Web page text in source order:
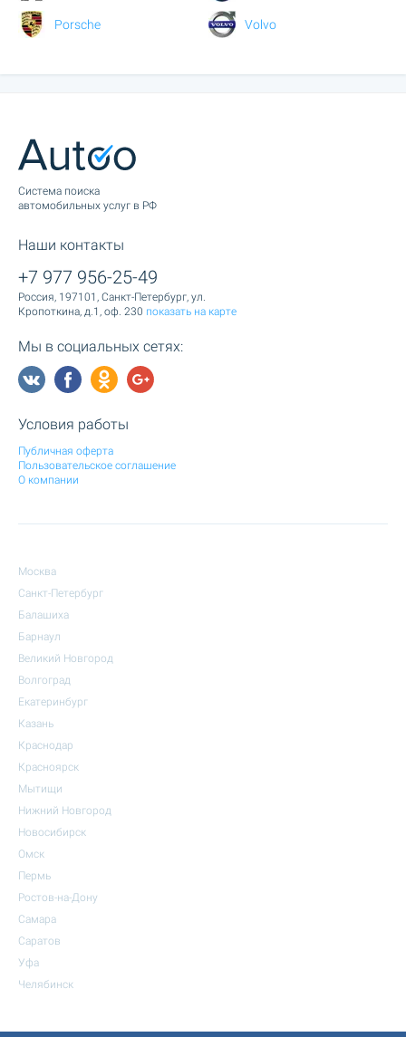
Porsche Volvo
Cистема поиска
автомобильных услуг в РФ
Наши контакты
+7 977 956-25-49
Россия, 197101, Санкт-Петербург, ул.
Кропоткина, д.1, оф. 230 показать на карте
Мы в социальных сетях:
Условия работы
Публичная оферта
Пользовательское соглашение
О компании
Москва
Санкт-Петербург
Балашиха
Барнаул
Великий Новгород
Волгоград
Екатеринбург
Казань
Краснодар
Красноярск
Мытищи
Нижний Новгород
Новосибирск
Омск
Пермь
Ростов-на-Дону
Самара
Саратов
Уфа
Челябинск